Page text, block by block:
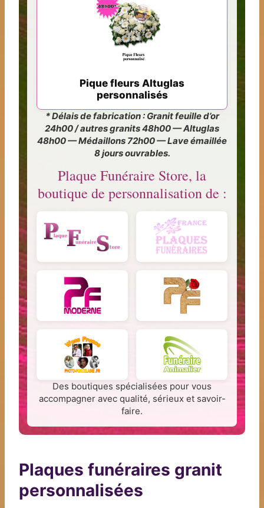
Pique fleurs Altuglas
personnalisés
* Délais de fabrication : Granit feuille d’or
24h00 / autres granits 48h00 — Altuglas
48h00 — Médaillons 72h00 — Lave émaillée
8 jours ouvrables.
Plaque Funéraire Store, la
boutique de personnalisation de :
Des boutiques spécialisées pour vous
accompagner avec qualité, sérieux et savoir-
faire.
Plaques funéraires granit
personnalisées